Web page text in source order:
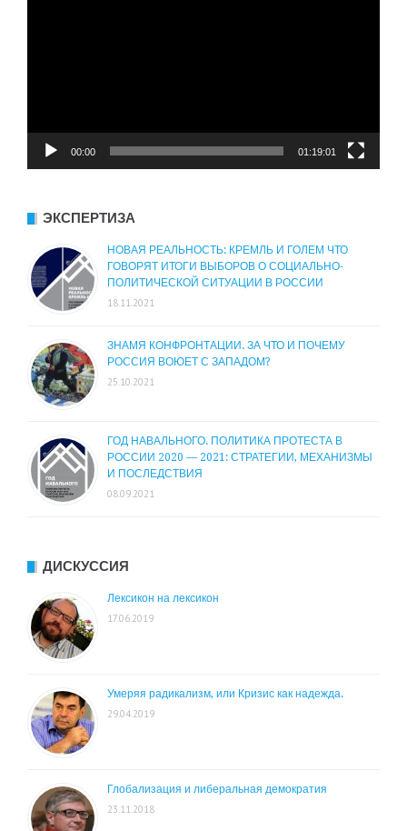
00:00 01:19:01
ЭКСПЕРТИЗА
НОВАЯ РЕАЛЬНОСТЬ: КРЕМЛЬ И ГОЛЕМ ЧТО
ГОВОРЯТ ИТОГИ ВЫБОРОВ О СОЦИАЛЬНО-
ПОЛИТИЧЕСКОЙ СИТУАЦИИ В РОССИИ
18.11.2021
ЗНАМЯ КОНФРОНТАЦИИ. ЗА ЧТО И ПОЧЕМУ
РОССИЯ ВОЮЕТ С ЗАПАДОМ?
25.10.2021
ГОД НАВАЛЬНОГО. ПОЛИТИКА ПРОТЕСТА В
РОССИИ 2020 — 2021: СТРАТЕГИИ, МЕХАНИЗМЫ
И ПОСЛЕДСТВИЯ
08.09.2021
ДИСКУССИЯ
Лексикон на лексикон
17.06.2019
Умеряя радикализм, или Кризис как надежда.
29.04.2019
Глобализация и либеральная демократия
23.11.2018